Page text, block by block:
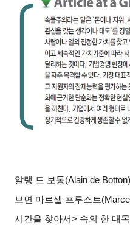
알랭 드 보통(Alain de
보면 마르셀 프루스트
시간을 찾아서> 속의 한 대